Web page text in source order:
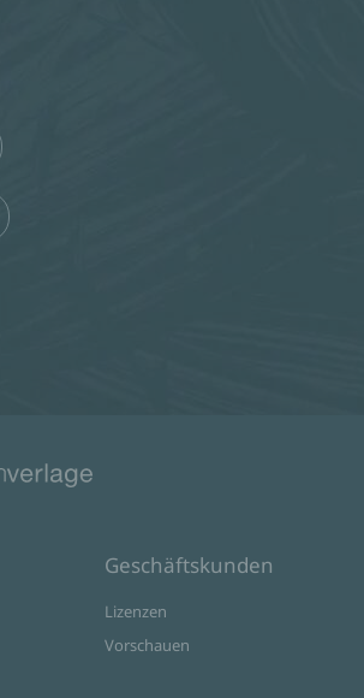
Geschäftskunden
Lizenzen
Vorschauen